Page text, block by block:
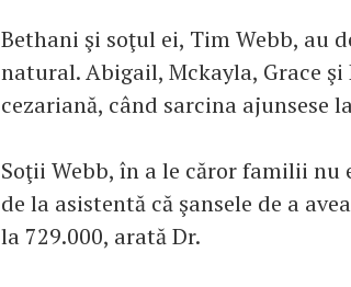
Bethani şi soţul ei, Tim Webb, au
natural. Abigail, Mckayla, Grace
cezariană, când sarcina ajunsese
Soţii Webb, în a le căror familii
de la asistentă că şansele de a
la 729.000, arată Dr.